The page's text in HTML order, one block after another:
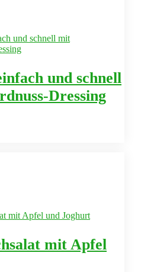
und schnell
Dressing
mit Apfel